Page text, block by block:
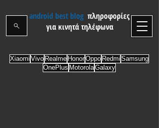
android best blog πληροφορίες
για κινητά τηλέφωνα
Xiaomi Vivo Realme HonorOppo Redmi Samsung
OnePlus MotorolaGalaxy